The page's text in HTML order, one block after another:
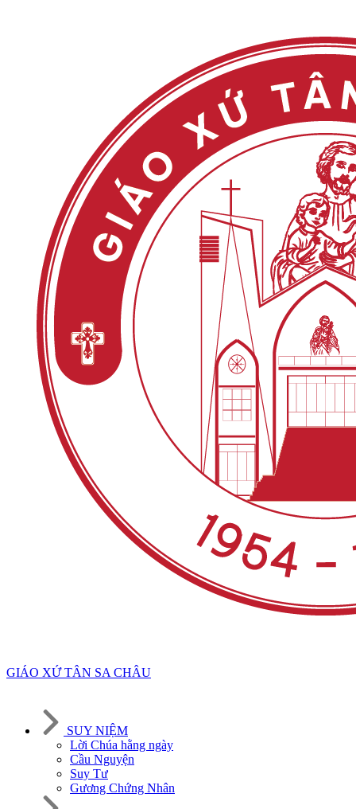
GIÁO XỨ TÂN SA CHÂU
SUY NIỆM
Lời Chúa hằng ngày
Cầu Nguyện
Suy Tư
Gương Chứng Nhân